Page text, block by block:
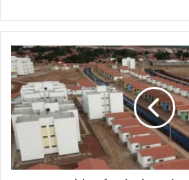
Atualmente, 1.600 pessoas
Autopeças, mas a expectativa é
ano, ela chegue a 2.000
a intenção é que, inicialmente, 35 a
contratadas. Nos próximos três
estima chegar a 70 funcionários
dos colaboradores indiretos para
segurança, distribuição de